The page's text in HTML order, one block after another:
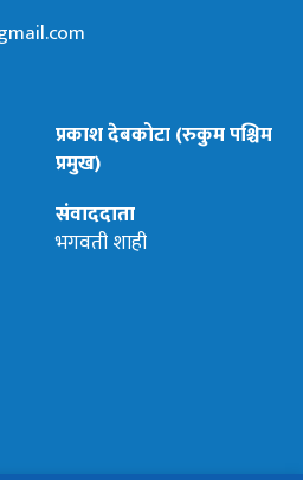
प्रकाश देबकोटा (रुकुम पश्चिम
प्रमुख)
संवाददाता
भगवती शाही